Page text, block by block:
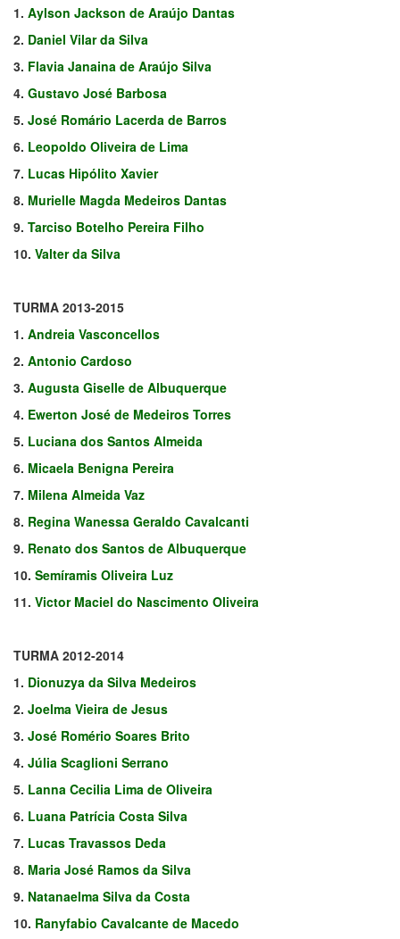
1. Aylson Jackson de Araújo Dantas
2. Daniel Vilar da Silva
3. Flavia Janaina de Araújo Silva
4. Gustavo José Barbosa
5. José Romário Lacerda de Barros
6. Leopoldo Oliveira de Lima
7. Lucas Hipólito Xavier
8. Murielle Magda Medeiros Dantas
9. Tarciso Botelho Pereira Filho
10. Valter da Silva
TURMA 2013-2015
1. Andreia Vasconcellos
2. Antonio Cardoso
3. Augusta Giselle de Albuquerque
4. Ewerton José de Medeiros Torres
5. Luciana dos Santos Almeida
6. Micaela Benigna Pereira
7. Milena Almeida Vaz
8. Regina Wanessa Geraldo Cavalcanti
9. Renato dos Santos de Albuquerque
10. Semíramis Oliveira Luz
11. Victor Maciel do Nascimento Oliveira
TURMA 2012-2014
1. Dionuzya da Silva Medeiros
2. Joelma Vieira de Jesus
3. José Romério Soares Brito
4. Júlia Scaglioni Serrano
5. Lanna Cecilia Lima de Oliveira
6. Luana Patrícia Costa Silva
7. Lucas Travassos Deda
8. Maria José Ramos da Silva
9. Natanaelma Silva da Costa
10. Ranyfabio Cavalcante de Macedo